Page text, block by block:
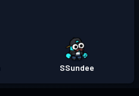
SSundee